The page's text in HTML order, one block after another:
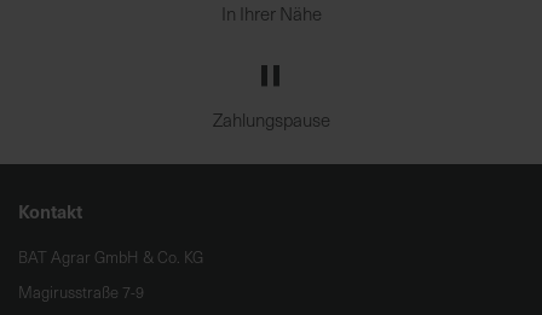
In Ihrer Nähe
Zahlungspause
Kontakt
BAT Agrar GmbH & Co. KG
Magirusstraße 7-9